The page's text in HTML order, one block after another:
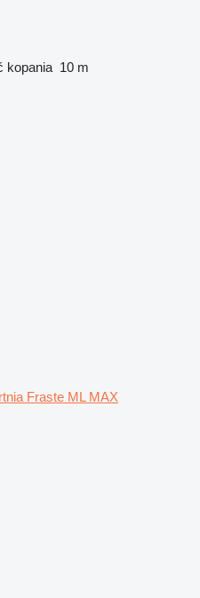
kopania 10 m
Fraste ML MAX